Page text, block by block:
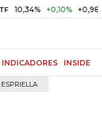
+0,10% +0,98%
INDICADORES INSIDE